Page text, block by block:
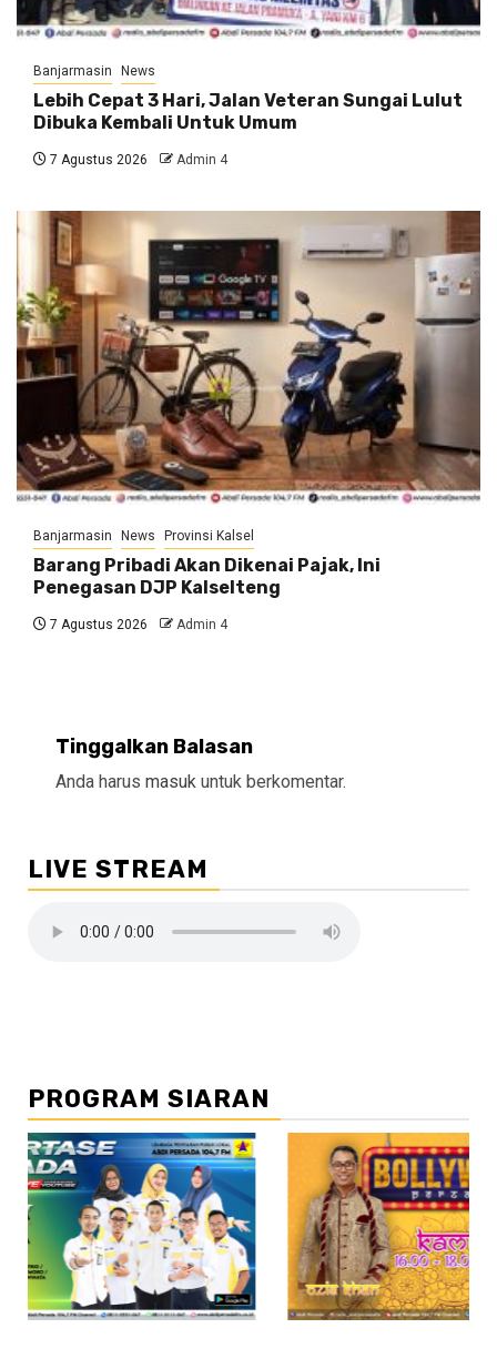
Banjarmasin News
Lebih Cepat 3 Hari, Jalan Veteran Sungai Lulut
Dibuka Kembali Untuk Umum
7 Agustus 2026 Admin 4
Banjarmasin News Provinsi Kalsel
Barang Pribadi Akan Dikenai Pajak, Ini
Penegasan DJP Kalselteng
7 Agustus 2026 Admin 4
Tinggalkan Balasan
Anda harus masuk untuk berkomentar.
LIVE STREAM
PROGRAM SIARAN
//2